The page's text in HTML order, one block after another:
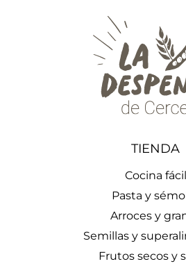
TIENDA
Cocina fácil
Pasta y
Arroces y
Semillas y
Frutos secos y